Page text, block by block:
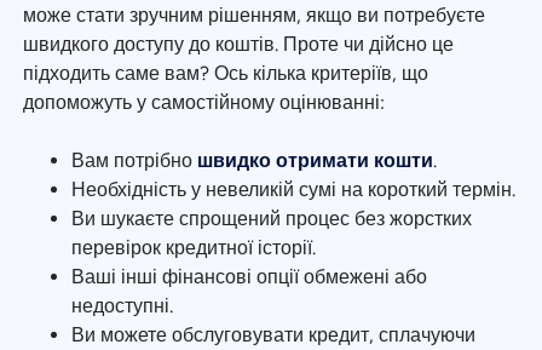
може стати зручним рішенням, якщо ви потребуєте
швидкого доступу до коштів. Проте чи дійсно це
підходить саме вам? Ось кілька критеріїв, що
допоможуть у самостійному оцінюванні:
Вам потрібно швидко отримати кошти.
Необхідність у невеликій сумі на короткий термін.
Ви шукаєте спрощений процес без жорстких
перевірок кредитної історії.
Ваші інші фінансові опції обмежені або
недоступні.
Ви можете обслуговувати кредит, сплачуючи